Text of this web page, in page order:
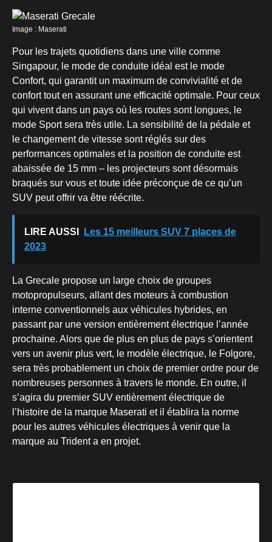
Image : Maserati
Pour les trajets quotidiens dans une ville comme
Singapour, le mode de conduite idéal est le mode
Confort, qui garantit un maximum de convivialité et de
confort tout en assurant une efficacité optimale. Pour ceux
qui vivent dans un pays où les routes sont longues, le
mode Sport sera très utile. La sensibilité de la pédale et
le changement de vitesse sont réglés sur des
performances optimales et la position de conduite est
abaissée de 15 mm – les projecteurs sont désormais
braqués sur vous et toute idée préconçue de ce qu’un
SUV peut offrir va être réécrite.
LIRE AUSSI
Les 15 meilleurs SUV 7 places de
2023
La Grecale propose un large choix de groupes
motopropulseurs, allant des moteurs à combustion
interne conventionnels aux véhicules hybrides, en
passant par une version entièrement électrique l’année
prochaine. Alors que de plus en plus de pays s’orientent
vers un avenir plus vert, le modèle électrique, le Folgore,
sera très probablement un choix de premier ordre pour de
nombreuses personnes à travers le monde. En outre, il
s’agira du premier SUV entièrement électrique de
l’histoire de la marque Maserati et il établira la norme
pour les autres véhicules électriques à venir que la
marque au Trident a en projet.